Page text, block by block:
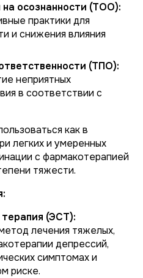
на осознанности (ТОО):
практики для
и снижения влияния
(ТПО):
неприятных
в соответствии с
как в
легких и умеренных
с фармакотерапией
тяжести.
(ЭСТ):
лечения тяжелых,
депрессий,
симптомах и
риске.